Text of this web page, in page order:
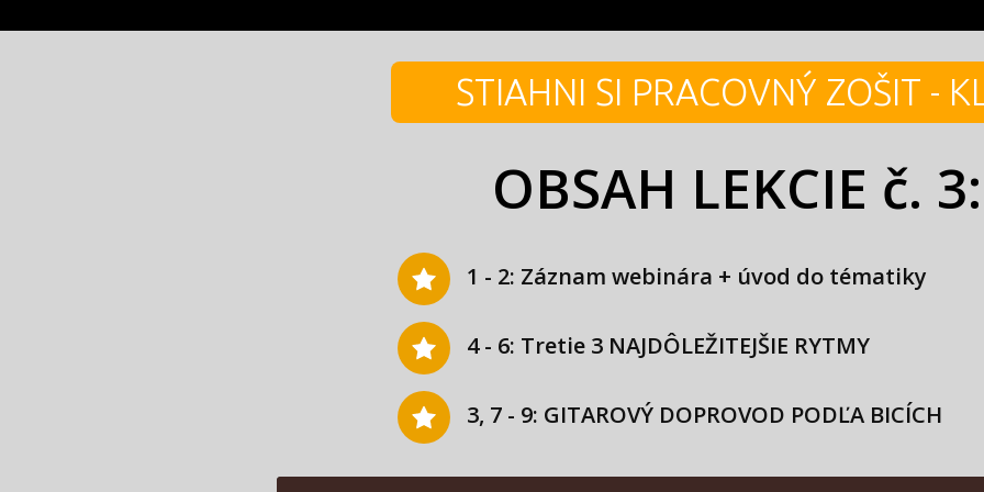
STIAHNI SI PRACOVNÝ ZOŠIT -
OBSAH LEKCIE č. 3:
1 - 2: Záznam webinára + úvod do tématiky
4 - 6: Tretie 3 NAJDÔLEŽITEJŠIE RYTMY
3, 7 - 9: GITAROVÝ DOPROVOD PODĽA BICÍCH